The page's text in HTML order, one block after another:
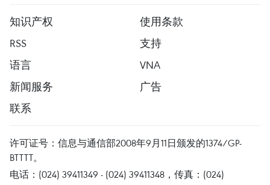
知识产权
使用条款
RSS
支持
语言
VNA
新闻服务
广告
联系
许可证号：信息与通信部2008年9月11日颁发的1374/GP-
BTTTT。
电话：(024) 39411349 - (024) 39411348，传真：(024)